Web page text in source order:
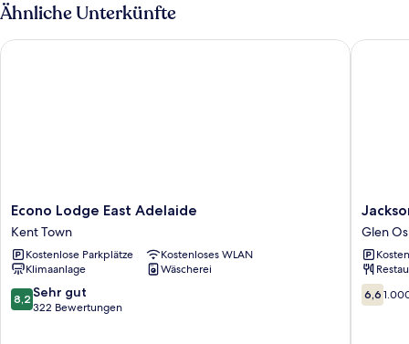
Ähnliche Unterkünfte
Econo
Lodge
East
Adelaide
Kent
Town
Econo Lodge East Adelaide
Kent Town
Kostenlose Parkplätze
Kostenloses WLAN
Klimaanlage
Wäscherei
8.2
von
8,2 Sehr gut
322 Bewertungen
Econo Lodge East Adelaide
Motor
Inn
Glen
Glen
6.6
von
6,6